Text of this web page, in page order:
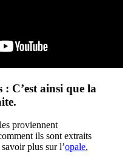
: C’est ainsi que la
proviennent
ils sont extraits
plus sur l’opale,